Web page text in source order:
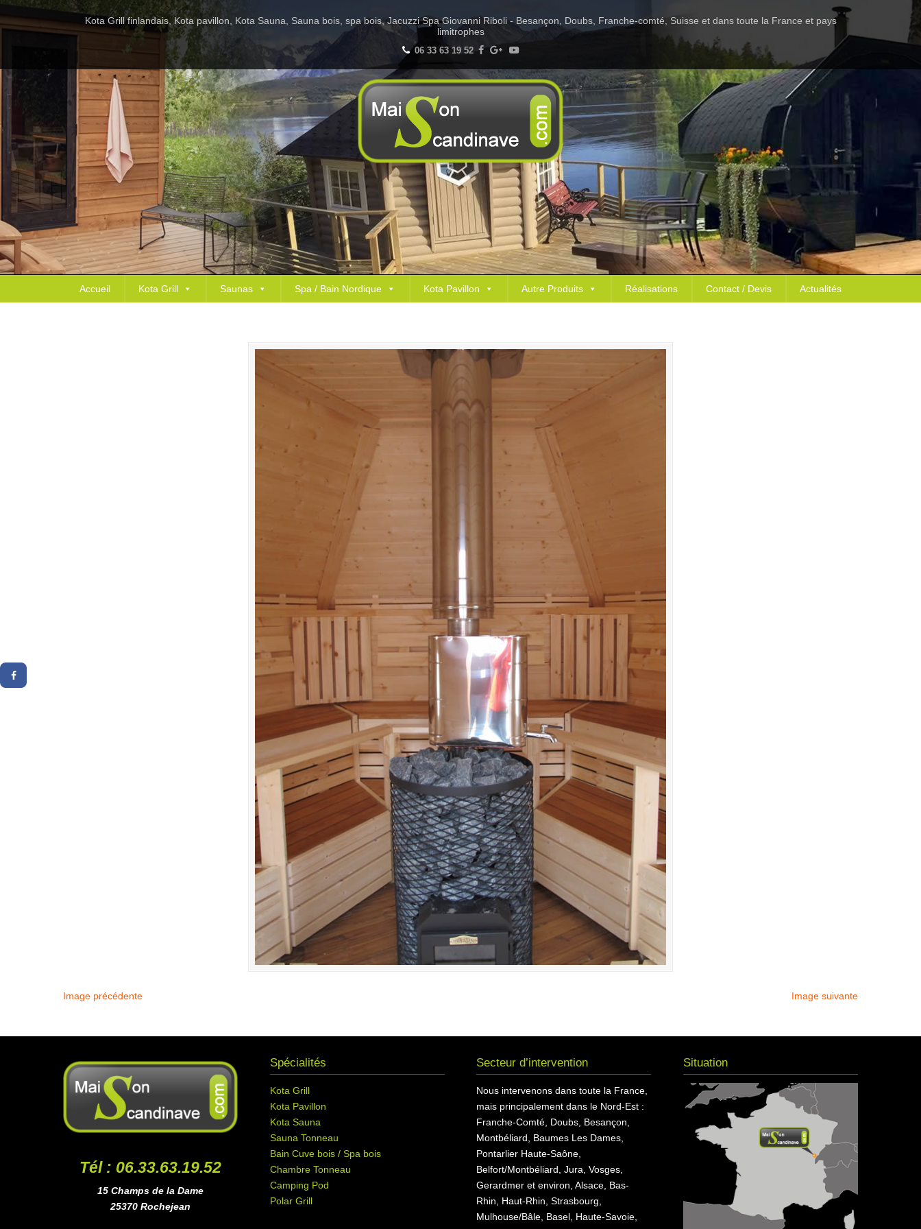
Kota Grill finlandais, Kota pavillon, Kota Sauna, Sauna bois, spa bois, Jacuzzi Spa Giovanni Riboli - Besançon, Doubs, Franche-comté, Suisse et dans toute la France et pays
limitrophes
06 33 63 19 52
Accueil Kota Grill Saunas Spa / Bain Nordique Kota Pavillon Autre Produits Réalisations Contact / Devis Actualités
Image précédente Image suivante
Tél : 06.33.63.19.52
15 Champs de la Dame
25370 Rochejean
Spécialités
Kota Grill
Kota Pavillon
Kota Sauna
Sauna Tonneau
Bain Cuve bois / Spa bois
Chambre Tonneau
Camping Pod
Polar Grill
Secteur d’intervention
Nous intervenons dans toute la France,
mais principalement dans le Nord-Est :
Franche-Comté, Doubs, Besançon,
Montbéliard, Baumes Les Dames,
Pontarlier Haute-Saône,
Belfort/Montbéliard, Jura, Vosges,
Gerardmer et environ, Alsace, Bas-
Rhin, Haut-Rhin, Strasbourg,
Mulhouse/Bâle, Basel, Haute-Savoie,
Situation